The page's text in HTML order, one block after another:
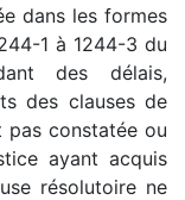
dans les formes
1 à 1244-3 du
des délais,
des clauses de
pas constatée ou
ayant acquis
résolutoire ne